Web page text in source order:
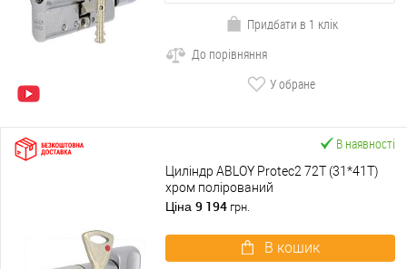
Придбати в 1 клік
До порівняння
У обране
В наявності
Циліндр ABLOY Protec2 72T (31*41T)
хром полірований
Ціна 9 194 грн.
В кошик